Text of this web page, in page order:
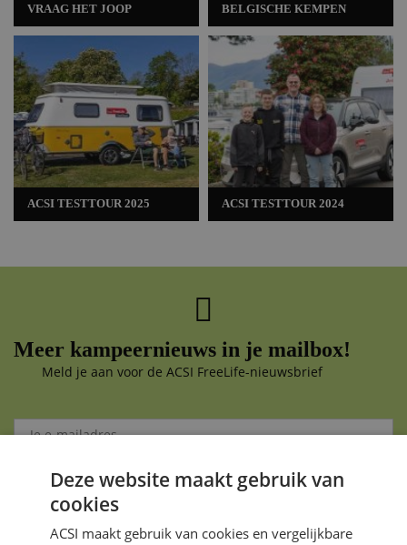
VRAAG HET JOOP
ACSI TESTTOUR 2025
BELGISCHE KEMPEN
ACSI TESTTOUR 2024
Meer kampeernieuws in je mailbox!
Meld je aan voor de ACSI FreeLife-nieuwsbrief
Aanmelden
Je gegevens zijn veilig en worden niet gedeeld met anderen
Deze website maakt gebruik van
cookies
ACSI maakt gebruik van cookies en vergelijkbare